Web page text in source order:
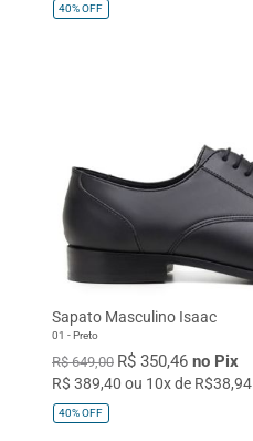
40%OFF
Sapato Masculino Isaac
01 - Preto
R$ 649,00 R$ 350,46 no Pix
R$ 389,40 ou 10x de R$38,94
40%OFF